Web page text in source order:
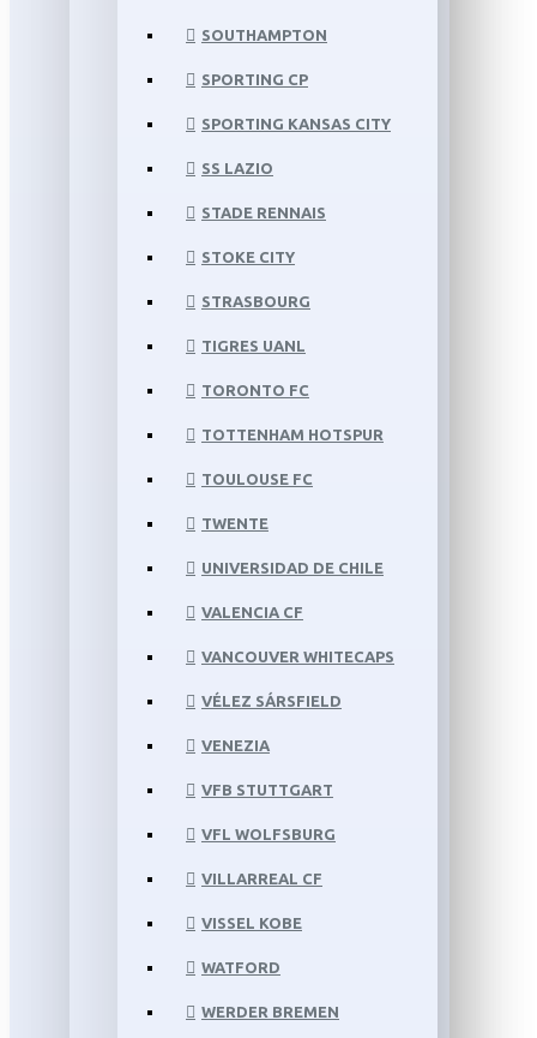
SOUTHAMPTON
SPORTING CP
SPORTING KANSAS CITY
SS LAZIO
STADE RENNAIS
STOKE CITY
STRASBOURG
TIGRES UANL
TORONTO FC
TOTTENHAM HOTSPUR
TOULOUSE FC
TWENTE
UNIVERSIDAD DE CHILE
VALENCIA CF
VANCOUVER WHITECAPS
VÉLEZ SÁRSFIELD
VENEZIA
VFB STUTTGART
VFL WOLFSBURG
VILLARREAL CF
VISSEL KOBE
WATFORD
WERDER BREMEN